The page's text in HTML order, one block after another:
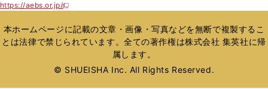
開
く
https://aebs.or.jp/
新
い
ウ
ィ
ウ
本ホームページに記載の文章・画像・写真などを無断で複製するこ
とは法律で禁じられています。全ての著作権は株式会社 集英社に帰
属します。
© SHUEISHA Inc. All Rights Reserved.